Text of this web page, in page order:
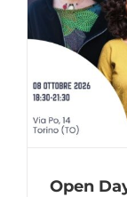
Open